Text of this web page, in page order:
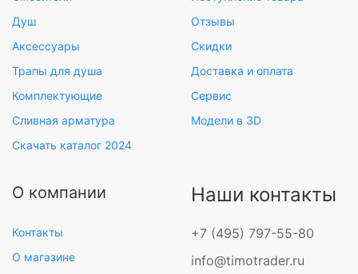
Душ
Аксессуары
Трапы для душа
Комплектующие
Сливная арматура
Скачать каталог 2024
Отзывы
Скидки
Доставка и оплата
Сервис
Модели в 3D
О компании
Контакты
О магазине
Наши контакты
+7 (495) 797-55-80
info@timotrader.ru